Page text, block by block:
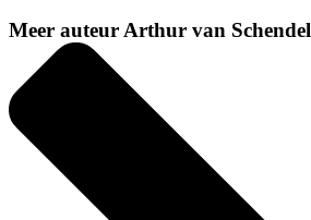
Meer auteur Arthur van Schendel